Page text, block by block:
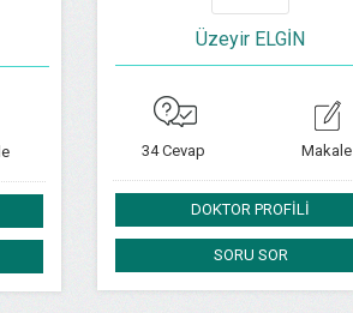
Üzeyir ELGİN
34 Cevap Makale
DOKTOR PROFİLİ
SORU SOR